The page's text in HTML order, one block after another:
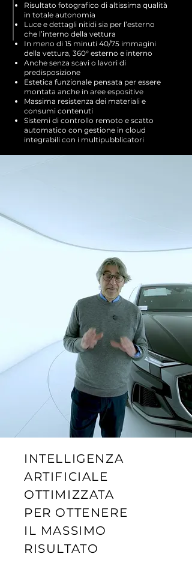
Risultato fotografico di altissima qualità
in totale autonomia
Luce e dettagli nitidi sia per l’esterno
che l’interno della vettura
In meno di 15 minuti 40/75 immagini
della vettura, 360° esterno e interno
Anche senza scavi o lavori di
predisposizione
Estetica funzionale pensata per essere
montata anche in aree espositive
Massima resistenza dei materiali e
consumi contenuti
Sistemi di controllo remoto e scatto
automatico con gestione in cloud
integrabili con i multipubblicatori
INTELLIGENZA
ARTIFICIALE
OTTIMIZZATA
PER OTTENERE
IL MASSIMO
RISULTATO